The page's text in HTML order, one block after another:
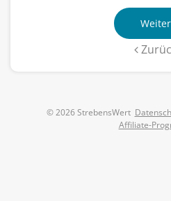
Weiter
© 2026 StrebensWert
Affiliate-